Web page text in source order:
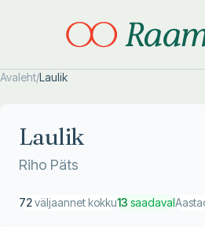
Avaleht/Laulik
Laulik
Riho Päts
72väljaannet kokku13 saadaval